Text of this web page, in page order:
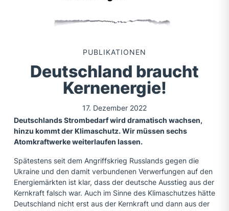
PUBLIKATIONEN
Deutschland braucht
Kernenergie!
17. Dezember 2022
Deutschlands Strombedarf wird dramatisch wachsen,
hinzu kommt der Klimaschutz. Wir müssen sechs
Atomkraftwerke weiterlaufen lassen.
Spätestens seit dem Angriffskrieg Russlands gegen die
Ukraine und den damit verbundenen Verwerfungen auf den
Energiemärkten ist klar, dass der deutsche Ausstieg aus der
Kernkraft falsch war. Auch im Sinne des Klimaschutzes hätte
Deutschland nicht erst aus der Kernkraft und dann aus der